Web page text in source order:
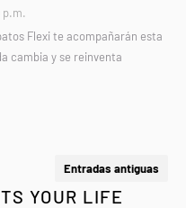
p.m.
Flexi te acompañarán esta
cambia y se reinventa
Entradas antiguas
YOUR LIFE